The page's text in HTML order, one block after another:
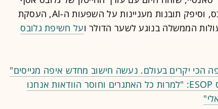
גלעד בכנס TECH IL של גלובס, וסיפק תובנות מעניינות על השפעות ה-AI, העסקת
הממשלה בנוגע לשער הדולר ועל חשיפת גלובס
הכי יקרים בעולם. נעשה חישוב מחדש איפה מגייסים"
אייל פרוינד, מנכ"ל הפניקס ESOP: "למרות כל האתגרים וחוסר הוודאות אנחנו